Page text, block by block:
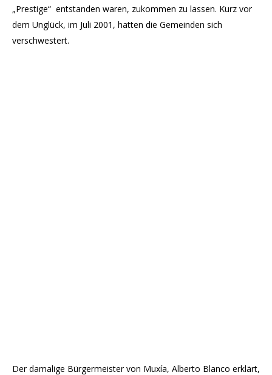
„Prestige“ entstanden waren, zukommen zu lassen. Kurz vor
dem Unglück, im Juli 2001, hatten die Gemeinden sich
verschwestert.
Der damalige Bürgermeister von Muxía, Alberto Blanco erklärt,